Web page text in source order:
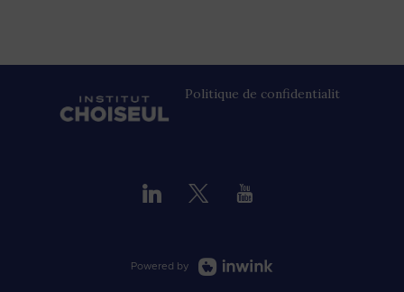
Politique de confidentialité
Powered by